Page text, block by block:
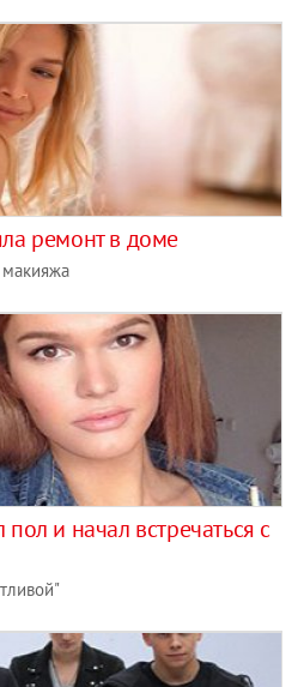
ремонт в доме
и начал встречаться с